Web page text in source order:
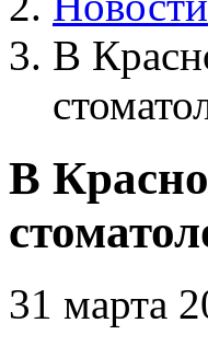
В
В
31 марта